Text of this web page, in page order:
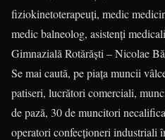
fiziokinetoterapeuți, medic
medic balneolog, asistenți
Gimnazială Rotărăști – Nicolae
Se mai caută, pe piața muncii
patiseri, lucrători comerciali,
de pază, 30 de muncitori
operatori confecționeri industriali